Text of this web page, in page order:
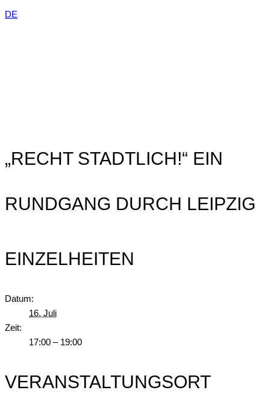
DE
„RECHT STADTLICH!“ EIN
RUNDGANG DURCH LEIPZIG
EINZELHEITEN
Datum:
16. Juli
Zeit:
17:00 – 19:00
VERANSTALTUNGSORT